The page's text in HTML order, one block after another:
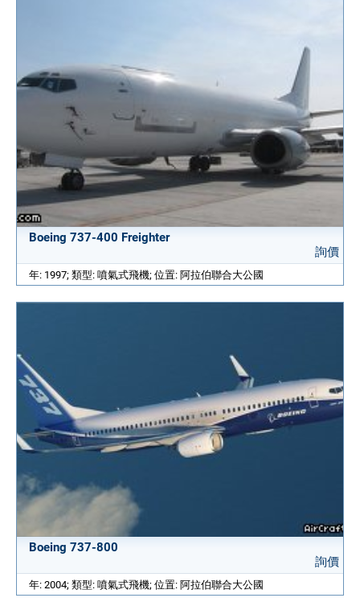
Boeing 737-400 Freighter
詢價
年: 1997; 類型: 噴氣式飛機; 位置: 阿拉伯聯合大公國
Boeing 737-800
詢價
年: 2004; 類型: 噴氣式飛機; 位置: 阿拉伯聯合大公國